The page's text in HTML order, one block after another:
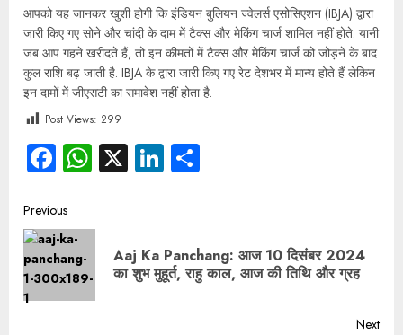
आपको यह जानकर खुशी होगी कि इंडियन बुलियन ज्वेलर्स एसोसिएशन (IBJA) द्वारा
जारी किए गए सोने और चांदी के दाम में टैक्स और मेकिंग चार्ज शामिल नहीं होते. यानी
जब आप गहने खरीदते हैं, तो इन कीमतों में टैक्स और मेकिंग चार्ज को जोड़ने के बाद
कुल राशि बढ़ जाती है. IBJA के द्वारा जारी किए गए रेट देशभर में मान्य होते हैं लेकिन
इन दामों में जीएसटी का समावेश नहीं होता है.
Post Views: 299
Facebook
WhatsApp
X LinkedIn
Previous
Aaj Ka Panchang: आज 10 दिसंबर 2024
का शुभ मुहूर्त, राहु काल, आज की तिथि और ग्रह
Next